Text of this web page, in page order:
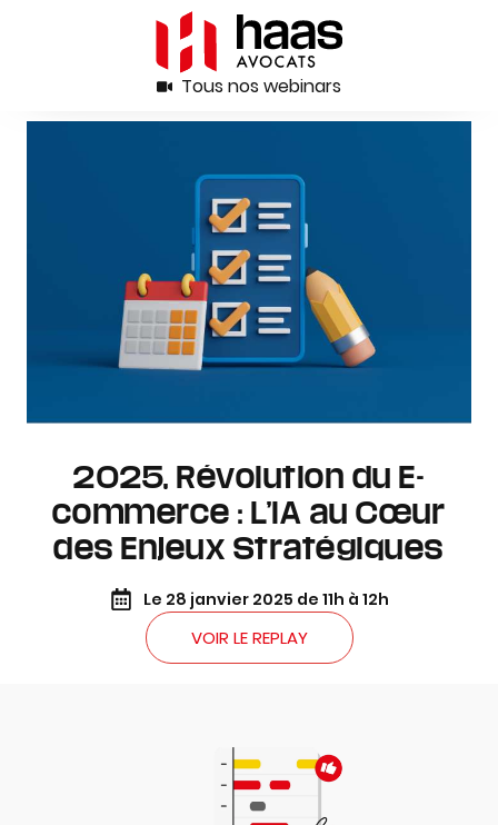
Tous nos webinars
2025, Révolution du E-
commerce : L’IA au Cœur
des Enjeux Stratégiques
Le 28 janvier 2025 de 11h à 12h
VOIR LE REPLAY